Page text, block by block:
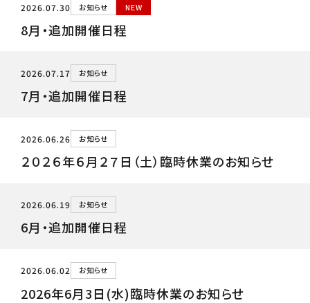
2026.07.30 お知らせ NEW
8月・追加開催日程
2026.07.17 お知らせ
7月・追加開催日程
2026.06.26 お知らせ
２０２６年６月２７日（土）臨時休業のお知らせ
2026.06.19 お知らせ
6月・追加開催日程
2026.06.02 お知らせ
2026年6月3日(水)臨時休業のお知らせ